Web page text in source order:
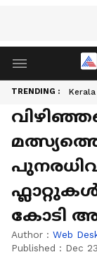
TRENDING : Kerala
കോടി
Author : Web
Published : Dec